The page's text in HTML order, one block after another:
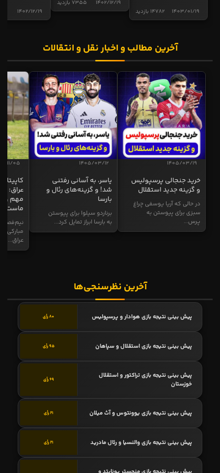
14782 بازدید 1403/01/19
7355 بازدید 1402/12/19
1402/12/19
آخرین مطالب و اخبار نقل و انتقالات
1405/03/19
خرید جنجالی پرسپولیس
و گزینه جدید استقلال
در حالی که آریا یوسفی چراغ
سبزی برای پیوستن به
پرس...
1405/03/12
یاسر، به آسانی رفتنی
شد! و گزینه‌های رئال و
بارسا
برناردو سیلوا برای پیوستن
به بارسا ابراز تمایل کرد...
11/05
عراق:
مهم و
ماست
نیم‌فصل
مبارکی
عراق...
آخرین نظرسنجی‌ها
پیش بینی نتیجه بازی هوادار و پرسپولیس 80 رأی
پیش بینی نتیجه بازی استقلال و سپاهان 95 رأی
پیش بینی نتیجه بازی تراکتور و استقلال
خوزستان
69 رأی
پیش بینی نتیجه بازی یوونتوس و آث میلان 21 رأی
پیش بینی نتیجه بازی والنسیا و رئال مادرید 21 رأی